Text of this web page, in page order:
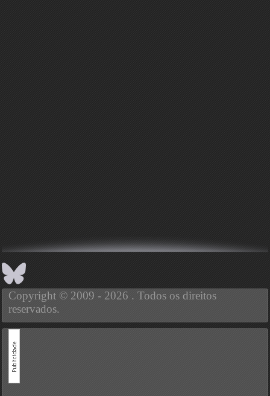
Copyright © 2009 - 2026 . Todos os direitos
reservados.